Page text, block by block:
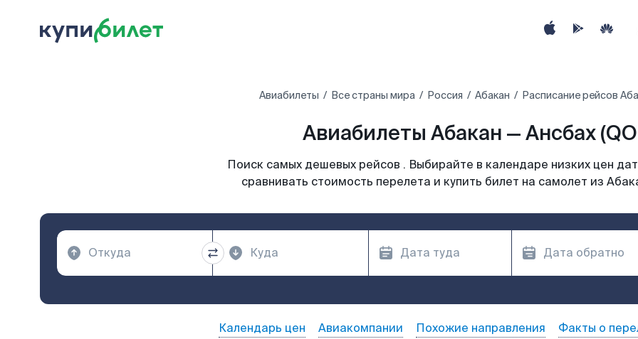
Авиабилеты Все страны мира Россия Абакан Расписание рейсов
Авиабилеты Абакан — Ансбах
Поиск самых дешевых рейсов . Выбирайте в календаре низких цен
сравнивать стоимость перелета и купить билет на самолет из
Календарь цен Авиакомпании Похожие направления Факты о